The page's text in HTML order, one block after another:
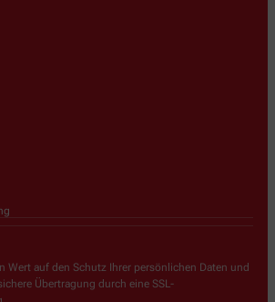
Wert auf den Schutz Ihrer persönlichen Daten und
Übertragung durch eine SSL-